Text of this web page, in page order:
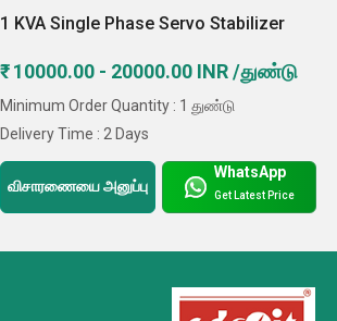
client base across Tamil Nadu,
1 KVA Single Phase Servo Stabilizer
₹ 10000.00 - 20000.00 INR /துண்டு
Minimum Order Quantity : 1 துண்டு
Delivery Time : 2 Days
விசாரணையை அனுப்பு
WhatsApp
Get Latest Price